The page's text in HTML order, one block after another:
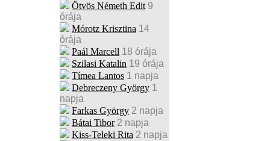
Ötvös Németh Edit 9
órája
Mórotz Krisztina 14
órája
Paál Marcell 18 órája
Szilasi Katalin 19 órája
Tímea Lantos 1 napja
Debreczeny György 1
napja
Farkas György 2 napja
Bátai Tibor 2 napja
Kiss-Teleki Rita 2 napja